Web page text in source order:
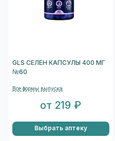
GLS СЕЛЕН КАПСУЛЫ 400 МГ
№60
Все формы выпуска
от 219 ₽
Выбрать аптеку